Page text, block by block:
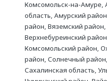
Комсомольск-на-Амуре,
область, Амурский
район, Вяземский
Верхнебуреинский
Комсомольский район,
район, Солнечный
Сахалинская область,